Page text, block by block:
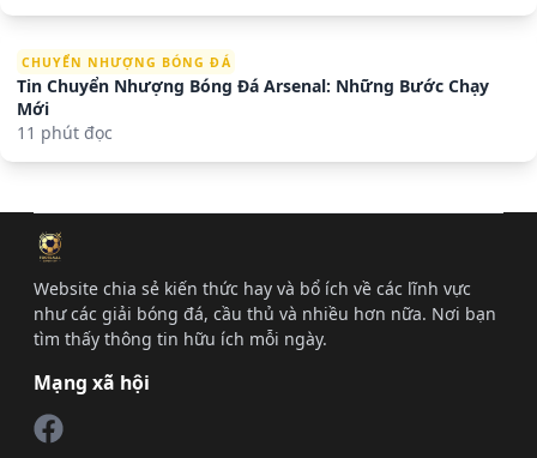
CHUYỂN NHƯỢNG BÓNG ĐÁ
Tin Chuyển Nhượng Bóng Đá Arsenal: Những Bước Chạy
Mới
11 phút đọc
Website chia sẻ kiến thức hay và bổ ích về các lĩnh vực
như các giải bóng đá, cầu thủ và nhiều hơn nữa. Nơi bạn
tìm thấy thông tin hữu ích mỗi ngày.
Mạng xã hội